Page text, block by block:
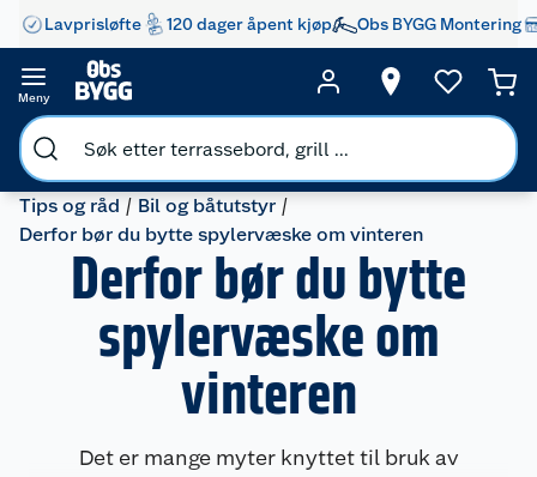
Lavprisløfte 120 dager åpent kjøp Obs BYGG Montering
Meny
Tips og råd
Bil og båtutstyr
Derfor bør du bytte spylervæske om vinteren
Derfor bør du bytte
spylervæske om
vinteren
Det er mange myter knyttet til bruk av